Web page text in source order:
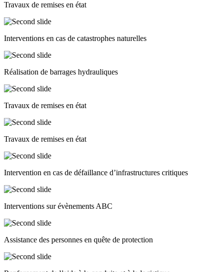
Travaux de remises en état
Interventions en cas de catastrophes naturelles
Réalisation de barrages hydrauliques
Travaux de remises en état
Travaux de remises en état
Intervention en cas de défaillance d’infrastructures critiques
Interventions sur évènements ABC
Assistance des personnes en quête de protection